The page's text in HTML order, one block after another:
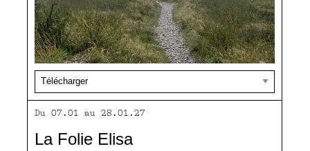
Du 07.01 au 28.01.27
La Folie Elisa